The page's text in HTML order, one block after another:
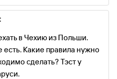
в Чехию из Польши.
есть. Какие правила нужно
сделать? Тэст у